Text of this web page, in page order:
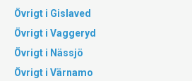
Övrigt i Gislaved
Övrigt i Vaggeryd
Övrigt i Nässjö
Övrigt i Värnamo